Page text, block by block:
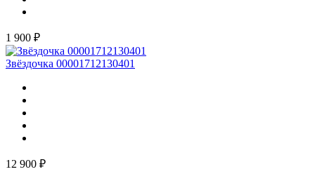
1 900 ₽
Звёздочка 00001712130401
12 900 ₽